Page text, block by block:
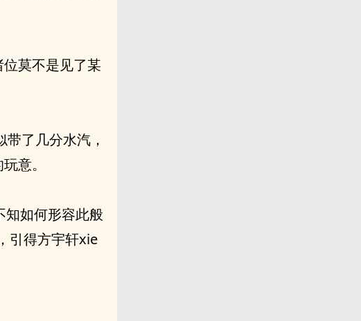
莫不是见了某
了几分水汽，
意。
如何形容此般
引得方宇轩xie